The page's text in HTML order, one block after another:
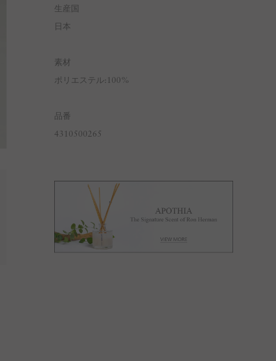
生産国
日本
素材
ポリエステル:100%
品番
4310500265